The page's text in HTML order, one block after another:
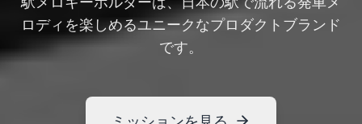
ロディを楽しめるユニークなプロダクトブランド
です。